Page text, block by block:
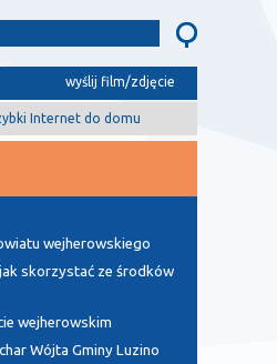
wyślij film/zdjęcie
Internet do domu
wejherowskiego
skorzystać ze środków
wejherowskim
Wójta Gminy Luzino